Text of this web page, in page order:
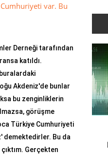
var. Bu
Derneği tarafından
katıldı.
Akdeniz'de bunlar
bu zenginliklerin
görüşme
Türkiye Cumhuriyeti
demektedirler. Bu da
Gerçekten